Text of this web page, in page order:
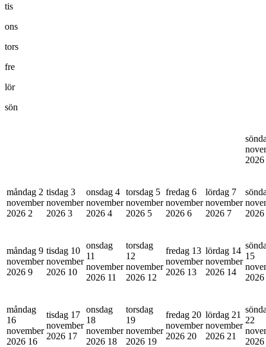
tis
ons
tors
fre
lör
sön
2026
måndag 2
november
2026 2
tisdag 3
november
2026 3
onsdag 4
november
2026 4
torsdag 5
november
2026 5
fredag 6
november
2026 6
lördag 7
november
2026 7
2026
måndag 9
november
2026 9
tisdag 10
november
2026 10
onsdag
11
november
2026 11
torsdag
12
november
2026 12
fredag 13
november
2026 13
lördag 14
november
2026 14
15
2026
måndag
16
november
2026 16
tisdag 17
november
2026 17
onsdag
18
november
2026 18
torsdag
19
november
2026 19
fredag 20
november
2026 20
lördag 21
november
2026 21
22
2026